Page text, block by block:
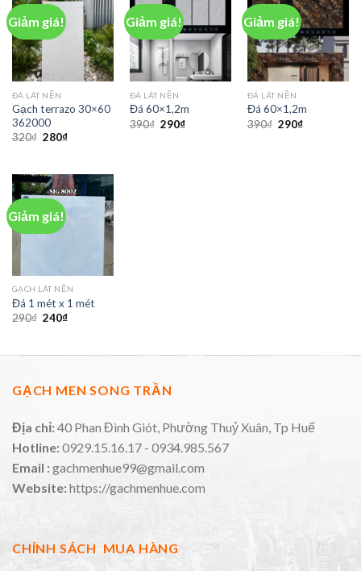
Giảm giá!
ĐÁ LÁT NỀN
Gạch terrazo 30×60
362000
320₫ 280₫
Giảm giá!
ĐÁ LÁT NỀN
Đá 60×1,2m
390₫ 290₫
Giảm giá!
ĐÁ LÁT NỀN
Đá 60×1,2m
390₫ 290₫
Giảm giá!
GẠCH LÁT NỀN
Đá 1 mét x 1 mét
290₫ 240₫
GẠCH MEN SONG TRẦN
Địa chỉ:40 Phan Đình Giót, Phường Thuỷ Xuân, Tp Huế
Hotline:0929.15.16.17 - 0934.985.567
Email :gachmenhue99@gmail.com
Website:https://gachmenhue.com
CHÍNH SÁCH MUA HÀNG